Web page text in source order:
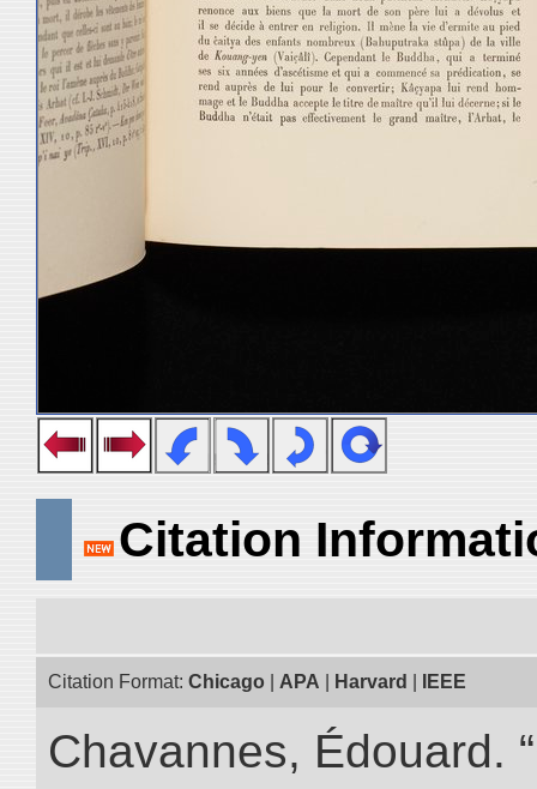
Citation
Citation Format: Chicago APA Harvard IEEE
Chavannes, Édouard.